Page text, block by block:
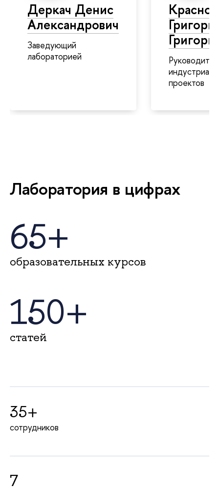
Деркач Денис
Александрович
Заведующий
лабораторией
проектов
Лаборатория в цифрах
65+
образовательных курсов
150+
статей
35+
сотрудников
7